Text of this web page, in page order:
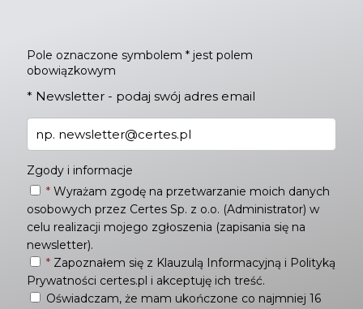
Pole oznaczone symbolem * jest polem
obowiązkowym
* Newsletter - podaj swój adres email
Zgody i informacje
* Wyrażam zgodę na przetwarzanie moich danych
osobowych przez Certes Sp. z o.o. (Administrator) w
celu realizacji mojego zgłoszenia (zapisania się na
newsletter).
* Zapoznałem się z Klauzulą Informacyjną i Polityką
Prywatności certes.pl i akceptuję ich treść.
Oświadczam, że mam ukończone co najmniej 16